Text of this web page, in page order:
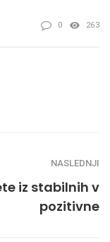
0 263
NASLEDNJI
iz stabilnih v
pozitivne